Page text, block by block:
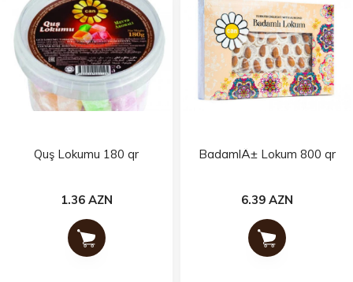
Quş Lokumu 180 qr
1.36 AZN
BadamlÄ± Lokum 800 qr
6.39 AZN